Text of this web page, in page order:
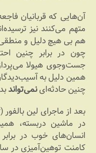
آن‌هایی که قربانیان
متهم می‌کنند نیز
هم بی هیچ دلیل و منطقی
چون در برابر چنین
جست‌وجوی هیولا
همین دلیل به
چنین حادثه‌اینمی‌تواند
در ماشین دربسته،
انسان‌های خوب در
کامنت توهین‌آمیزی در